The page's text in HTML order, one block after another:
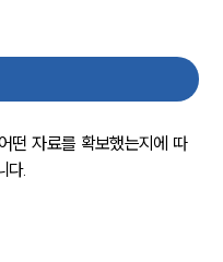
떤 자료를 확보했는지에 따
다.